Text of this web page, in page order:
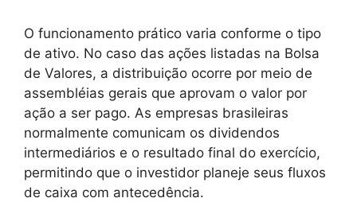
O funcionamento prático varia conforme o tipo
de ativo. No caso das ações listadas na Bolsa
de Valores, a distribuição ocorre por meio de
assembléias gerais que aprovam o valor por
ação a ser pago. As empresas brasileiras
normalmente comunicam os dividendos
intermediários e o resultado final do exercício,
permitindo que o investidor planeje seus fluxos
de caixa com antecedência.